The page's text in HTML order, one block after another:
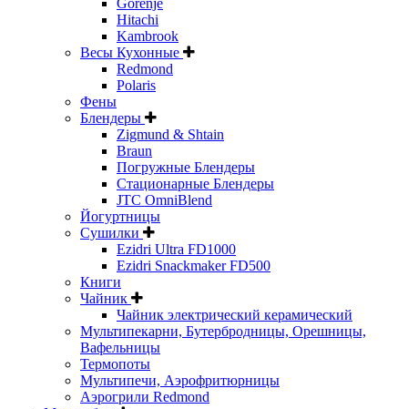
Gorenje
Hitachi
Kambrook
Весы Кухонные
Redmond
Polaris
Фены
Блендеры
Zigmund & Shtain
Braun
Погружные Блендеры
Стационарные Блендеры
JTC OmniBlend
Йогуртницы
Сушилки
Ezidri Ultra FD1000
Ezidri Snackmaker FD500
Книги
Чайник
Чайник электрический керамический
Мультипекарни, Бутербродницы, Орешницы,
Вафельницы
Термопоты
Мультипечи, Аэрофритюрницы
Аэрогрили Redmond